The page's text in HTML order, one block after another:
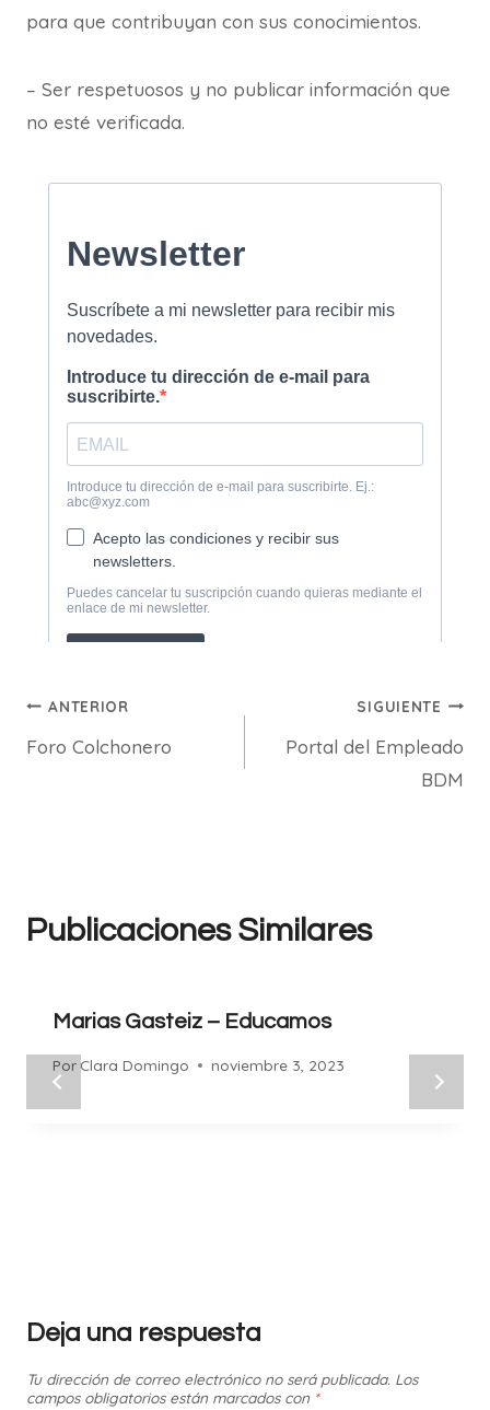
para que contribuyan con sus conocimientos.
– Ser respetuosos y no publicar información que
no esté verificada.
Navegación
de
ANTERIOR
Foro Colchonero
SIGUIENTE
Portal del Empleado
BDM
Publicaciones Similares
Marias Gasteiz – Educamos
Por Clara Domingo noviembre 3, 2023
Deja una respuesta
Tu dirección de correo electrónico no será publicada. Los
campos obligatorios están marcados con *